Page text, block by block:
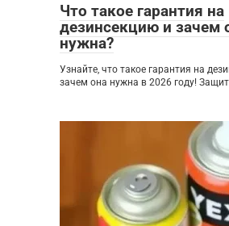
Что такое гарантия на
дезинсекцию и зачем
нужна?
Узнайте, что такое гарантия на
зачем она нужна в 2026 году!